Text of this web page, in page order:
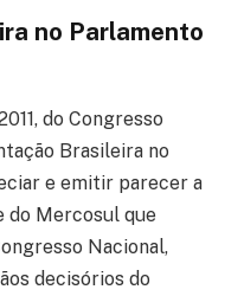
no Parlamento
do Congresso
Brasileira no
e emitir parecer a
do Mercosul que
Nacional,
decisórios do